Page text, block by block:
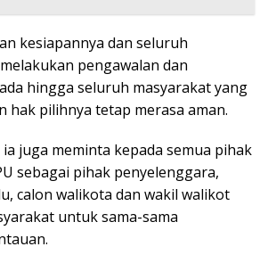
kesiapannya dan seluruh
pengawalan dan
hingga seluruh masyarakat yang
hak pilihnya tetap merasa aman.
juga meminta kepada semua pihak
sebagai pihak penyelenggara,
calon walikota dan wakil walikot
untuk sama-sama